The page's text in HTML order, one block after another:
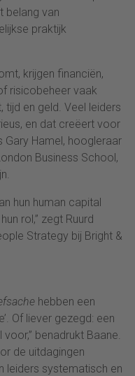
belang van
praktijk
krijgen financiën,
risicobeheer vaak
en geld. Veel leiders
en dat creëert voor
Gary Hamel, hoogleraar
Business School,
hun human capital
rol,” zegt Ruurd
Strategy bij Bright &
hebben een
Of liever gezegd: een
benadrukt Baane.
de uitdagingen
leiders systematisch en